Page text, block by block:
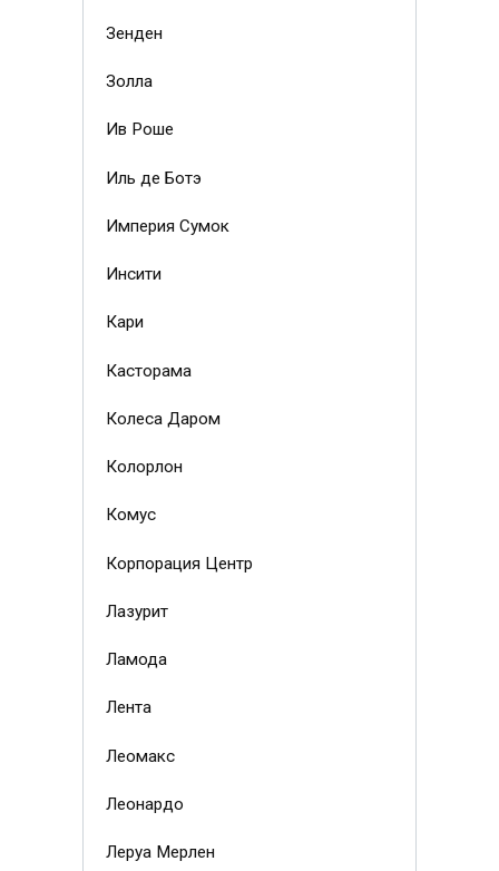
Зенден
Золла
Ив Роше
Иль де Ботэ
Империя Сумок
Инсити
Кари
Касторама
Колеса Даром
Колорлон
Комус
Корпорация Центр
Лазурит
Ламода
Лента
Леомакс
Леонардо
Леруа Мерлен